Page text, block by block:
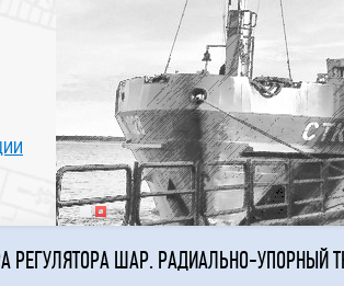
РЕГУЛЯТОРА ШАР. РАДИАЛЬНО-УПОРНЫЙ